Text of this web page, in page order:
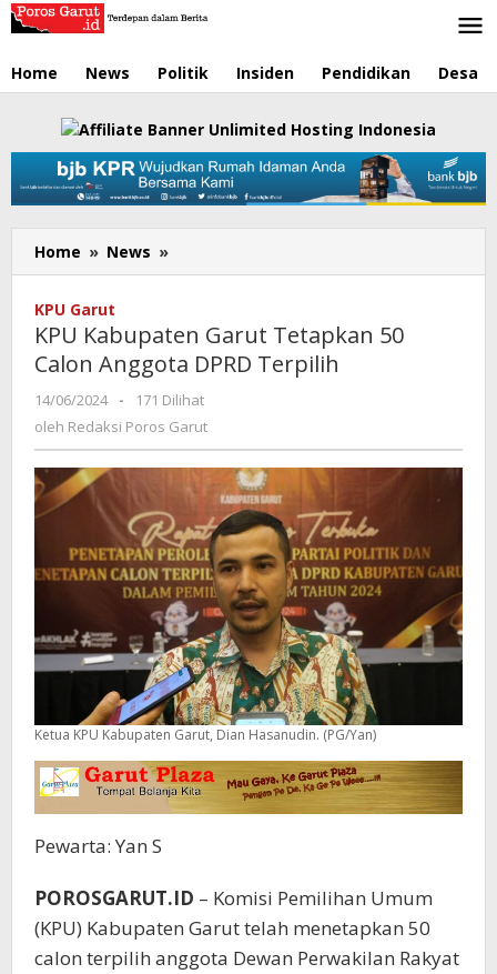
Lewati
ke
Home News Politik Insiden Pendidikan Desa
Home » News »
Kabupaten
50
Calon
Anggota
Terpilih
KPU Garut
KPU Kabupaten Garut Tetapkan 50
Calon Anggota DPRD Terpilih
14/06/2024
oleh
Redaksi
Garut
-
171 Dilihat
oleh Redaksi Poros Garut
Ketua KPU Kabupaten Garut, Dian Hasanudin. (PG/Yan)
Pewarta: Yan S
POROSGARUT.ID – Komisi Pemilihan Umum
(KPU) Kabupaten Garut telah menetapkan 50
calon terpilih anggota Dewan Perwakilan Rakyat